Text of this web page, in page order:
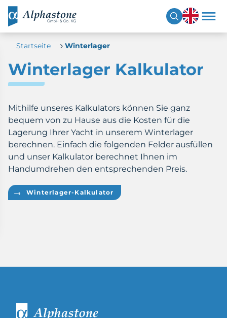
Startseite Winterlager
Winterlager Kalkulator
Mithilfe unseres Kalkulators können Sie ganz
bequem von zu Hause aus die Kosten für die
Lagerung Ihrer Yacht in unserem Winterlager
berechnen. Einfach die folgenden Felder ausfüllen
und unser Kalkulator berechnet Ihnen im
Handumdrehen den entsprechenden Preis.
Winterlager-Kalkulator